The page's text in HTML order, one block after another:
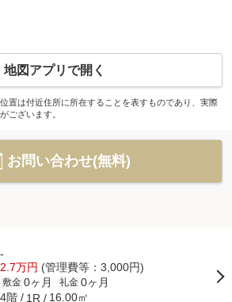
地図アプリで開く
置は付近住所に所在することを表すものであり、実際
ございます。
お問い合わせ(無料)
-
2.7万円 (管理費等：3,000円)
敷金 0ヶ月 礼金 0ヶ月
4階 1R 16.00㎡